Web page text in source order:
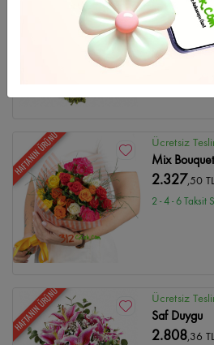
Düğün
4.748 ,47 TL
2 - 4 - 6
HAFTANIN ÜRÜNÜ Ücretsiz
Mix Bouquet
2.327,50 TL
2 - 4 - 6 Taksit
HAFTANIN ÜRÜNÜ Ücretsiz
Saf Duygu
2.808,36 TL